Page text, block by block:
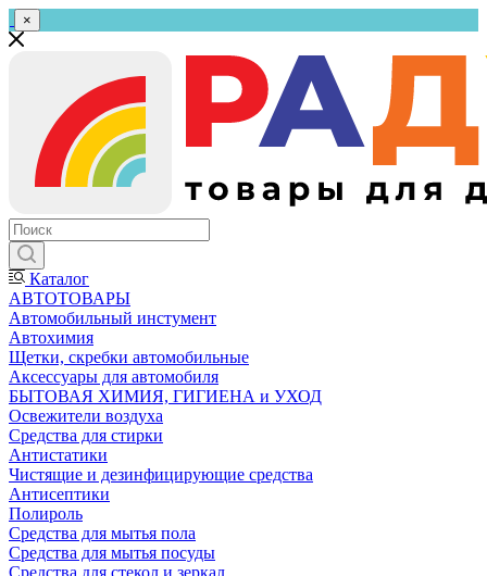
×
Каталог
АВТОТОВАРЫ
Автомобильный инстумент
Автохимия
Щетки, скребки автомобильные
Аксессуары для автомобиля
БЫТОВАЯ ХИМИЯ, ГИГИЕНА и УХОД
Освежители воздуха
Средства для стирки
Антистатики
Чистящие и дезинфицирующие средства
Антисептики
Полироль
Средства для мытья пола
Средства для мытья посуды
Средства для стекол и зеркал